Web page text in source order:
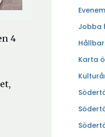
p
n
a
y
t
f
ö
Jobba
Ö
p
n
a
y
t
Karta
Ö
p
4